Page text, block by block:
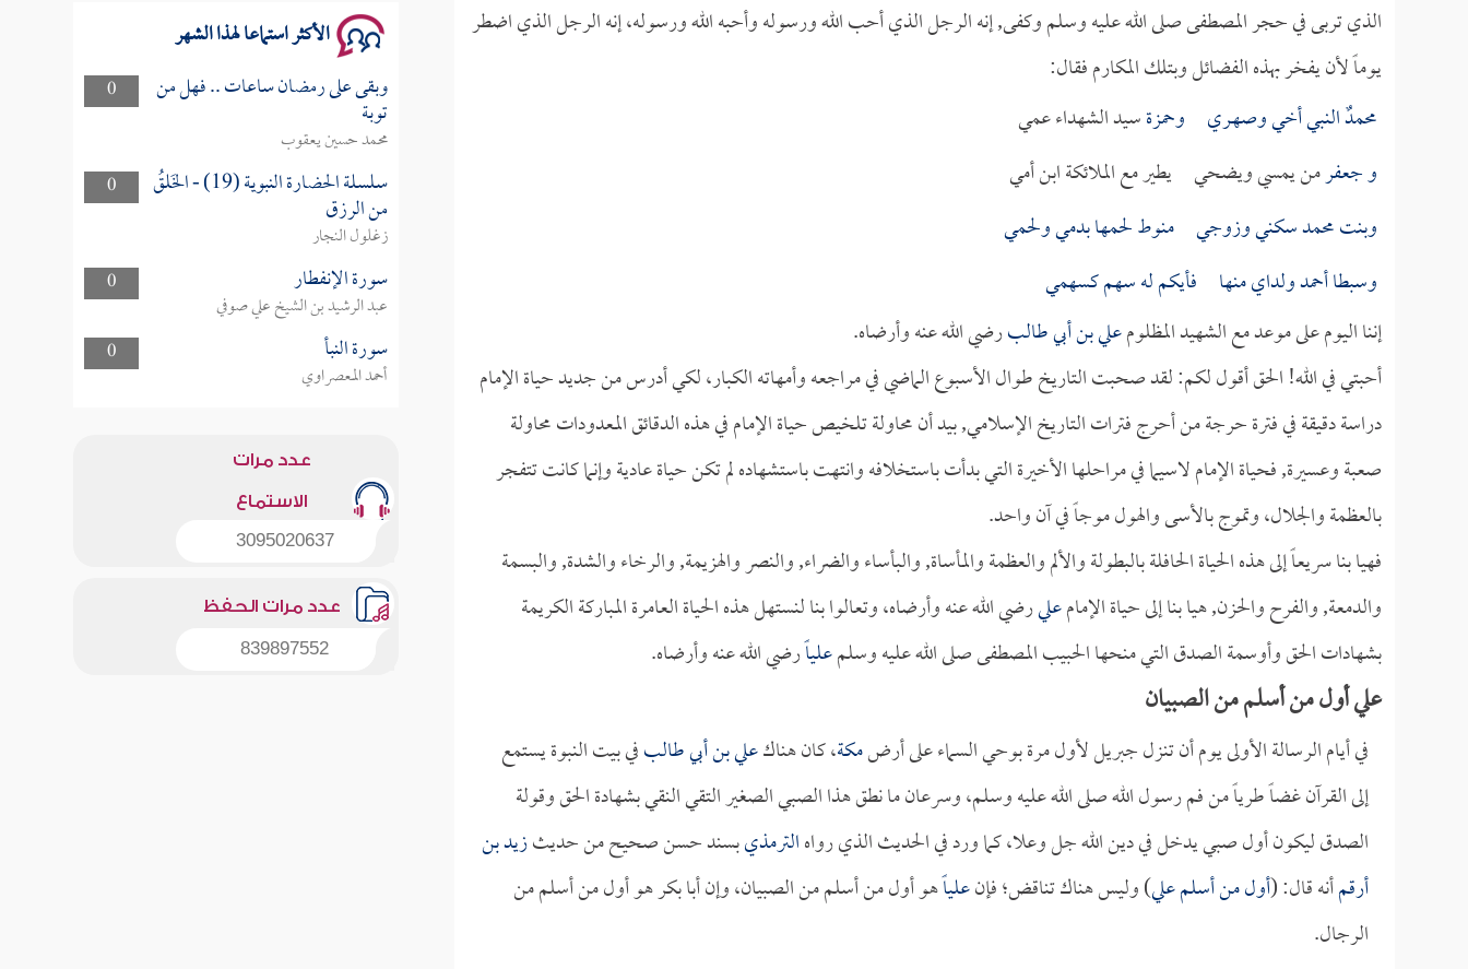
الذي تربى في حجر المصطفى صلى الله عليه وسلم وكفى, إنه الرجل الذي أحب الله ورسوله وأحبه الله ورسوله، إنه الرجل الذي اضطر
يوماً لأن يفخر بهذه الفضائل وبتلك المكارم فقال:
محمدٌ النبي أخي وصهـري وحمزةسيد الشهداء عمي
وجعفرمن يمسي ويضحي يطير مع الملائكة ابن أمي
وبنت محمد سكني وزوجي منوط لحمها بدمي ولحمي
وسبطا أحمد ولداي منها فأيكم له سهم كسهمي
إننا اليوم على موعد مع الشهيد المظلومعلي بن أبي طالبرضي الله عنه وأرضاه.
أحبتي في الله! الحق أقول لكم: لقد صحبت التاريخ طوال الأسبوع الماضي في مراجعه وأمهاته الكبار، لكي أدرس من جديد حياة الإمام
دراسة دقيقة في فترة حرجة من أحرج فترات التاريخ الإسلامي, بيد أن محاولة تلخيص حياة الإمام في هذه الدقائق المعدودات محاولة
صعبة وعسيرة, فحياة الإمام لاسيما في مراحلها الأخيرة التي بدأت باستخلافه وانتهت باستشهاده لم تكن حياة عادية وإنما كانت تتفجر
بالعظمة والجلال، وتموج بالأسى والهول موجاً في آن واحد.
فهيا بنا سريعاً إلى هذه الحياة الحافلة بالبطولة والألم والعظمة والمأساة, والبأساء والضراء, والنصر والهزيمة, والرخاء والشدة, والبسمة
والدمعة, والفرح والحزن, هيا بنا إلى حياة الإمامعليرضي الله عنه وأرضاه، وتعالوا بنا لنستهل هذه الحياة العامرة المباركة الكريمة
بشهادات الحق وأوسمة الصدق التي منحها الحبيب المصطفى صلى الله عليه وسلمعلياًرضي الله عنه وأرضاه.
علي أول من أسلم من الصبيان
في أيام الرسالة الأولى يوم أن تنزل جبريل لأول مرة بوحي السماء على أرضمكة، كان هناكعلي بن أبي طالبفي بيت النبوة يستمع
إلى القرآن غضاً طرياً من فم رسول الله صلى الله عليه وسلم، وسرعان ما نطق هذا الصبي الصغير التقي النقي بشهادة الحق وقولة
الصدق ليكون أول صبي يدخل في دين الله جل وعلا، كما ورد في الحديث الذي رواهالترمذيبسند حسن صحيح من حديثزيد بن
أرقمأنه قال: (أول من أسلم علي) وليس هناك تناقض؛ فإنعلياًهو أول من أسلم من الصبيان، وإن أبا بكر هو أول من أسلم من
الرجال.
الأكثر استماعا لهذا الشهر
0 وبقى على رمضان ساعات .. فهل من
توبة
محمد حسين يعقوب
0
سلسلة الحضارة النبوية (19) - الخَلقُ
من الرزق
زغلول النجار
0
سورة الإنفطار
عبد الرشيد بن الشيخ علي صوفي
0
سورة النبأ
أحمد المعصراوي
عدد مرات
الاستماع
3095020637
عدد مرات الحفظ
839897552